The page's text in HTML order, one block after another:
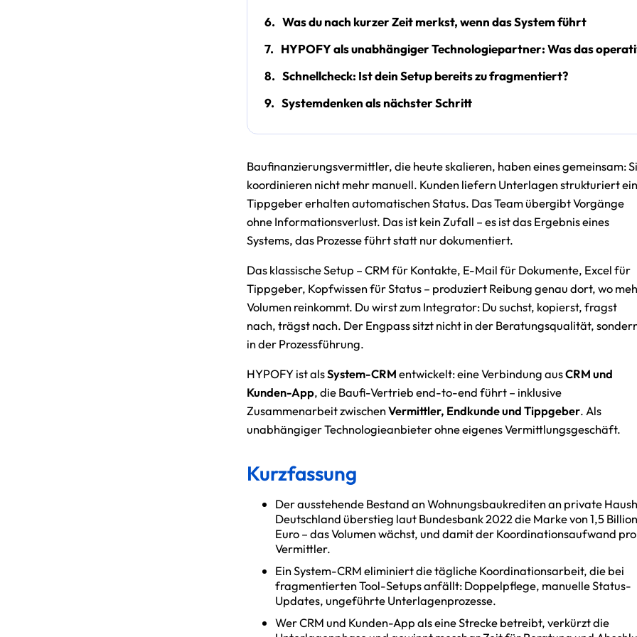
6. Was du nach kurzer Zeit merkst, wenn das System führt
7. HYPOFY als unabhängiger Technologiepartner: Was das
8. Schnellcheck: Ist dein Setup bereits zu fragmentiert?
9. Systemdenken als nächster Schritt
Baufinanzierungsvermittler, die heute skalieren, haben eines gemeinsam:
koordinieren nicht mehr manuell. Kunden liefern Unterlagen strukturiert
Tippgeber erhalten automatischen Status. Das Team übergibt Vorgänge
ohne Informationsverlust. Das ist kein Zufall – es ist das Ergebnis eines
Systems, das Prozesse führt statt nur dokumentiert.
Das klassische Setup – CRM für Kontakte, E-Mail für Dokumente, Excel für
Tippgeber, Kopfwissen für Status – produziert Reibung genau dort, wo
Volumen reinkommt. Du wirst zum Integrator: Du suchst, kopierst, fragst
nach, trägst nach. Der Engpass sitzt nicht in der Beratungsqualität,
in der Prozessführung.
HYPOFY ist alsSystem-CRMentwickelt: eine Verbindung ausCRM und
Kunden-App, die Baufi-Vertrieb end-to-end führt – inklusive
Zusammenarbeit zwischenVermittler, Endkunde und Tippgeber. Als
unabhängiger Technologieanbieter ohne eigenes Vermittlungsgeschäft.
Kurzfassung
Der ausstehende Bestand an Wohnungsbaukrediten an private
Deutschland überstieg laut Bundesbank 2022 die Marke von 1,5
Euro – das Volumen wächst, und damit der Koordinationsaufwand pro
Vermittler.
Ein System-CRM eliminiert die tägliche Koordinationsarbeit, die bei
fragmentierten Tool-Setups anfällt: Doppelpflege, manuelle Status-
Updates, ungeführte Unterlagenprozesse.
Wer CRM und Kunden-App als eine Strecke betreibt, verkürzt die